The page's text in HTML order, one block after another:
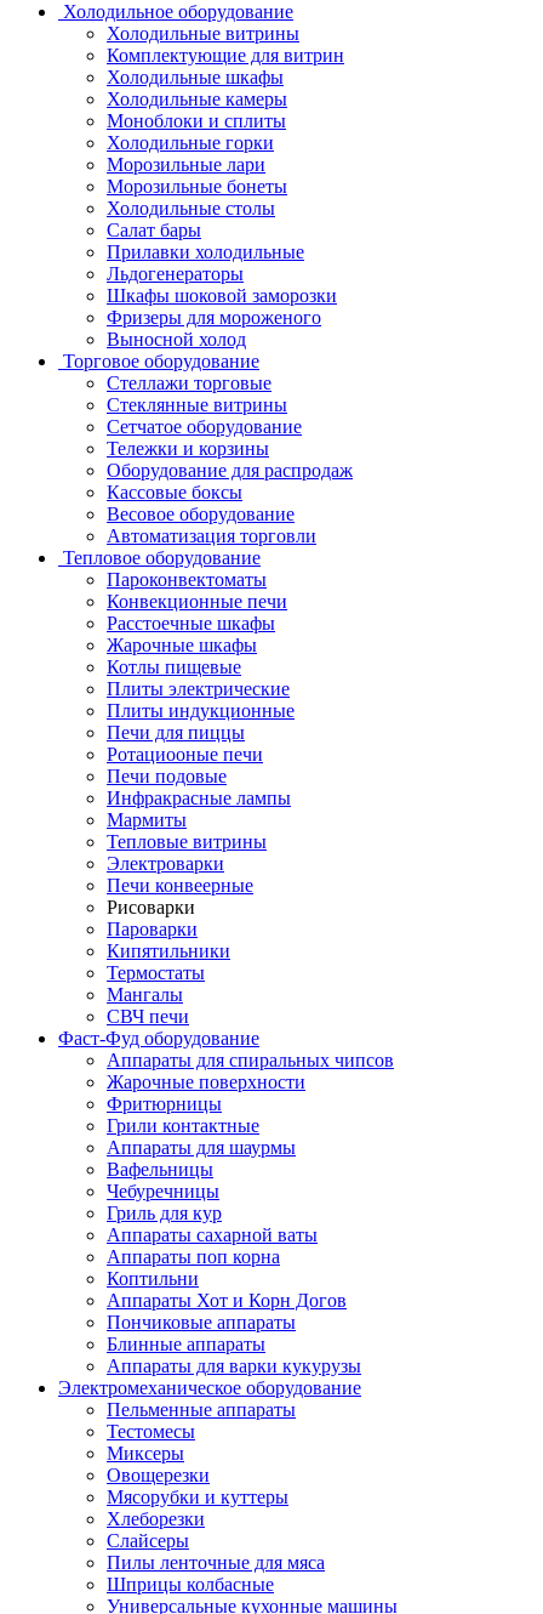
Холодильное оборудование
Холодильные витрины
Комплектующие для витрин
Холодильные шкафы
Холодильные камеры
Моноблоки и сплиты
Холодильные горки
Морозильные лари
Морозильные бонеты
Холодильные столы
Салат бары
Прилавки холодильные
Льдогенераторы
Шкафы шоковой заморозки
Фризеры для мороженого
Выносной холод
Торговое оборудование
Стеллажи торговые
Стеклянные витрины
Сетчатое оборудование
Тележки и корзины
Оборудование для распродаж
Кассовые боксы
Весовое оборудование
Автоматизация торговли
Тепловое оборудование
Пароконвектоматы
Конвекционные печи
Расстоечные шкафы
Жарочные шкафы
Котлы пищевые
Плиты электрические
Плиты индукционные
Печи для пиццы
Ротациооные печи
Печи подовые
Инфракрасные лампы
Мармиты
Тепловые витрины
Электроварки
Печи конвеерные
Рисоварки
Пароварки
Кипятильники
Термостаты
Мангалы
СВЧ печи
Фаст-Фуд оборудование
Аппараты для спиральных чипсов
Жарочные поверхности
Фритюрницы
Грили контактные
Аппараты для шаурмы
Вафельницы
Чебуречницы
Гриль для кур
Аппараты сахарной ваты
Аппараты поп корна
Коптильни
Аппараты Хот и Корн Догов
Пончиковые аппараты
Блинные аппараты
Аппараты для варки кукурузы
Электромеханическое оборудование
Пельменные аппараты
Тестомесы
Миксеры
Овощерезки
Мясорубки и куттеры
Хлеборезки
Слайсеры
Пилы ленточные для мяса
Шприцы колбасные
Универсальные кухонные машины